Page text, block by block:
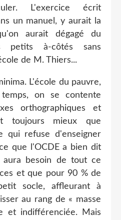
L'exercice écrit
un manuel, y aurait la
aurait dégagé du
petits à-côtés sans
de M. Thiers...
L'école du pauvre,
on se contente
orthographiques et
toujours mieux que
qui refuse d'enseigner
que l'OCDE a bien dit
besoin de tout ce
et que pour 90 % de
socle, affleurant à
au rang de « masse
et indifférenciée. Mais